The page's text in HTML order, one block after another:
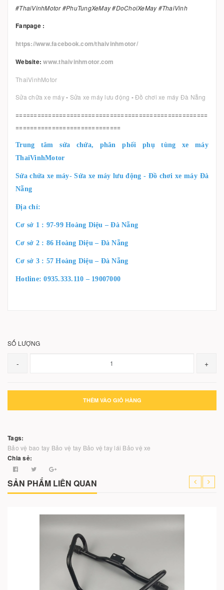
#ThaiVinhMotor #PhuTungXeMay #DoChoiXeMay #ThaiVinh
Fanpage :
https://www.facebook.com/thaivinhmotor/
Website:www.thaivinhmotor.com
ThaiVinhMotor
Sửa chữa xe máy- Sửa xe máy lưu động -Đồ chơi xe máy Đà Nẵng
=====================================================
=============================
Trung tâm sửa chửa, phân phối phụ tùng xe máy
ThaiVinhMotor
Sửa chửa xe máy- Sửa xe máy lưu động - Đồ chơi xe máy Đà
Nẵng
Địa chỉ:
Cơ sở 1 : 97-99 Hoàng Diệu – Đà Nẵng
Cơ sở 2 : 86 Hoàng Diệu – Đà Nẵng
Cơ sở 3 : 57 Hoàng Diệu – Đà Nẵng
Hotline: 0935.333.110 – 19007000
SỐ LƯỢNG
- +
THÊM VÀO GIỎ HÀNG
Tags:
Bảo vệ bao tay Bảo vệ tay Bảo vệ tay lái Bảo vệ xe
Chia sẻ:
SẢN PHẨM LIÊN QUAN